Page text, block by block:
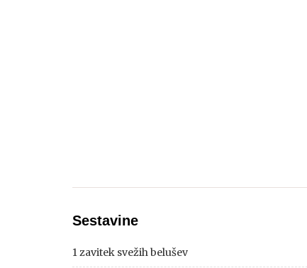
Sestavine
1 zavitek svežih belušev